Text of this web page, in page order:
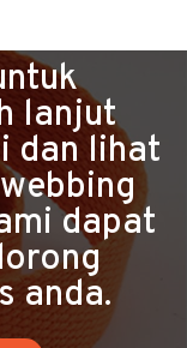
lanjut
dan lihat
dapat
anda.